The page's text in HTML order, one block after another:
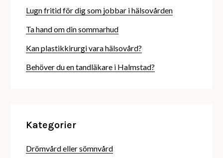
Lugn fritid för dig som jobbar i hälsovården
Ta hand om din sommarhud
Kan plastikkirurgi vara hälsovård?
Behöver du en tandläkare i Halmstad?
Kategorier
Drömvård eller sömnvård